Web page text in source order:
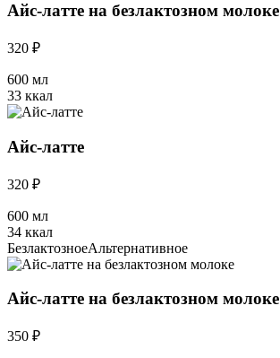
Айс-латте на безлактозном молоке
320 ₽
600 мл
33 ккал
Айс-латте
320 ₽
600 мл
34 ккал
БезлактозноеАльтернативное
Айс-латте на безлактозном молоке
350 ₽